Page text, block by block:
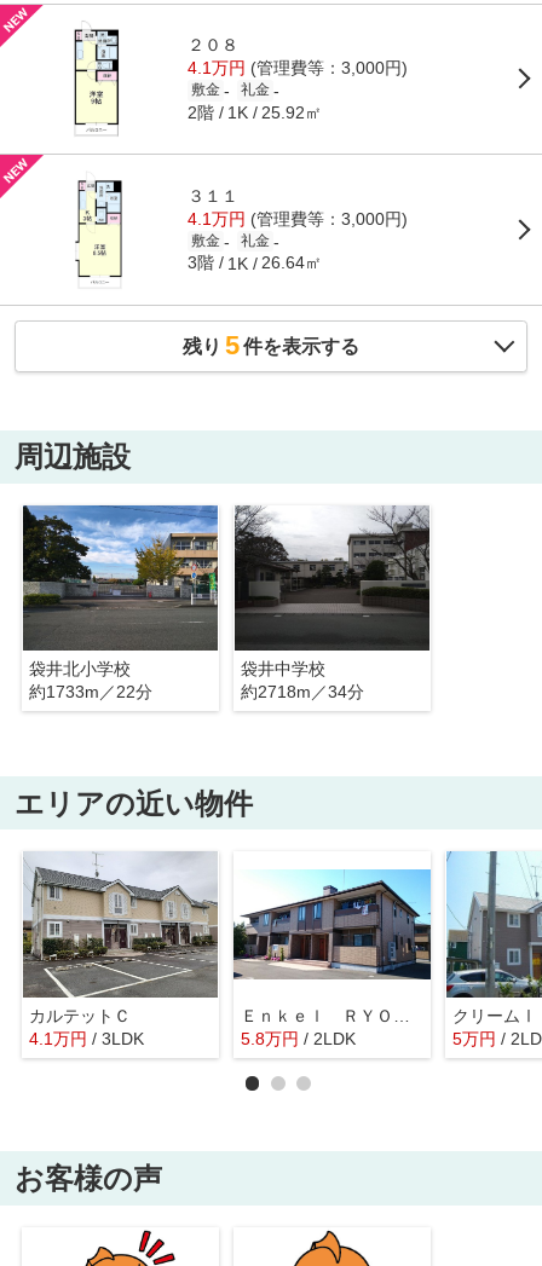
２０８
4.1万円 (管理費等：3,000円)
敷金 - 礼金 -
2階 1K 25.92㎡
３１１
4.1万円 (管理費等：3,000円)
敷金 - 礼金 -
3階 1K 26.64㎡
残り 5件を表示する
周辺施設
袋井北小学校
約1733m／22分
袋井中学校
約2718m／34分
エリアの近い物件
カルテットＣ
4.1万円 / 3LDK
5.8万円 / 2LDK
クリームⅠ
5万円 /
お客様の声